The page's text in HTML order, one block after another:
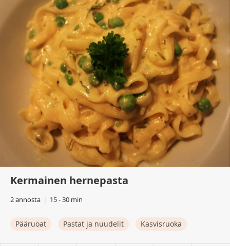
Kermainen hernepasta
2 annosta 15 - 30 min
Pääruoat Pastat ja nuudelit Kasvisruoka